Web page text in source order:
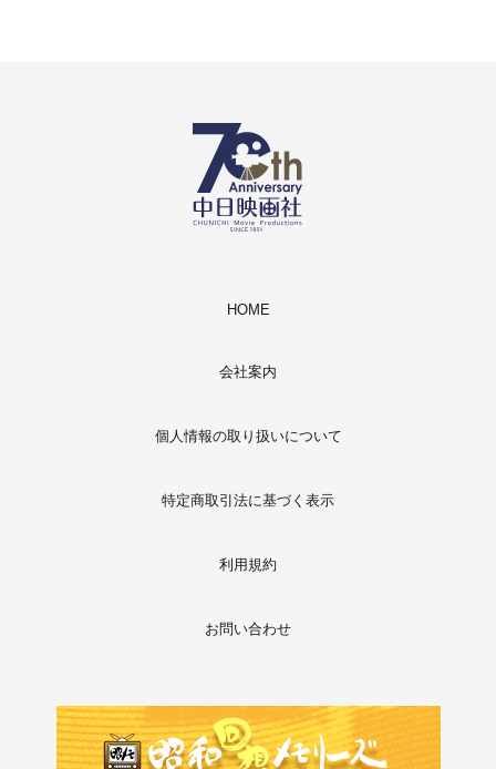
HOME
会社案内
個人情報の取り扱いについて
特定商取引法に基づく表示
利用規約
お問い合わせ